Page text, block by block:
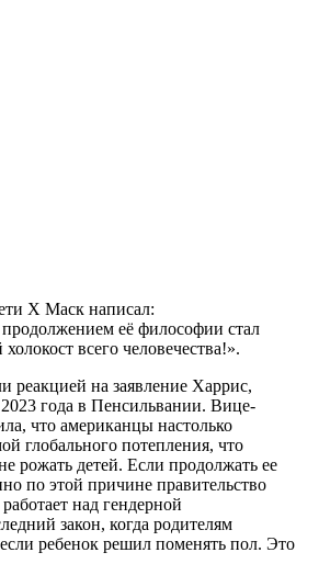
X Маск написал:
её философии стал
всего человечества!».
реакцией на заявление Харрис,
2023 года в Пенсильвании. Вице-
что американцы настолько
глобального потепления, что
рожать детей. Если продолжать ее
по этой причине правительство
над гендерной
закон, когда родителям
ребенок решил поменять пол. Это